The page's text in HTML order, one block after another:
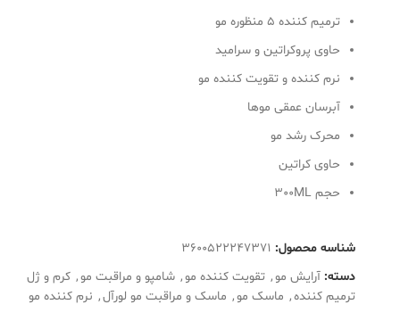
ترمیم کننده ۵ منظوره مو
حاوی پروکراتین و سرامید
نرم کننده و تقویت کننده مو
آبرسان عمقی موها
محرک رشد مو
حاوی کراتین
حجم 300ML
شناسه محصول: 3600522247371
دسته: آرایش مو, تقویت کننده مو, شامپو و مراقبت مو, کرم و ژل
ترمیم کننده, ماسک مو, ماسک و مراقبت مو لورآل, نرم کننده مو